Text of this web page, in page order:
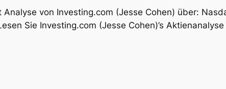
Analyse von Investing.com (Jesse Cohen) über:
Sie Investing.com (Jesse Cohen)’s